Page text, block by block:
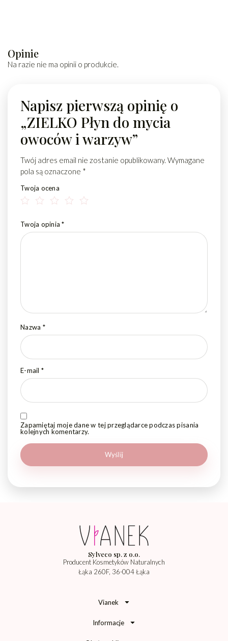
Opinie
Na razie nie ma opinii o produkcie.
Napisz pierwszą opinię o
„ZIELKO Płyn do mycia
owoców i warzyw”
Twój adres email nie zostanie opublikowany. Wymagane
pola są oznaczone *
Twoja ocena
Twoja opinia*
Nazwa *
E-mail *
Zapamiętaj moje dane w tej przeglądarce podczas pisania
kolejnych komentarzy.
Sylveco sp. z o.o.
Producent Kosmetyków Naturalnych
Łąka 260F, 36-004 Łąka
Vianek
Informacje